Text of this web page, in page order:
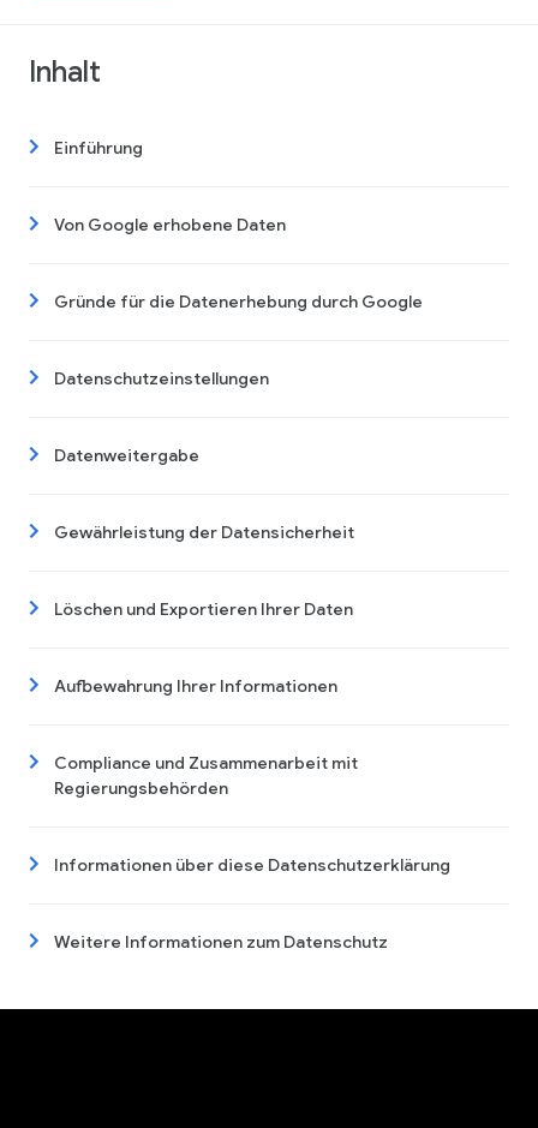
Inhalt
Einführung
Von Google erhobene Daten
Gründe für die Datenerhebung durch Google
Datenschutzeinstellungen
Datenweitergabe
Gewährleistung der Datensicherheit
Löschen und Exportieren Ihrer Daten
Aufbewahrung Ihrer Informationen
Compliance und Zusammenarbeit mit
Regierungsbehörden
Informationen über diese Datenschutzerklärung
Weitere Informationen zum Datenschutz